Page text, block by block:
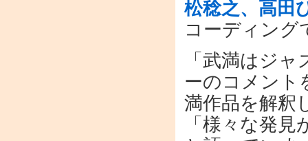
松稔之、高田
コーディング
「武満はジ
ーのコメント
満作品を解釈
「様々な発